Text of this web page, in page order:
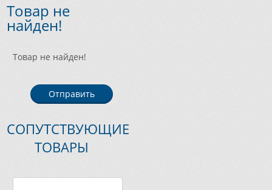
Товар не
найден!
Товар не найден!
Отправить
СОПУТСТВУЮЩИЕ
ТОВАРЫ